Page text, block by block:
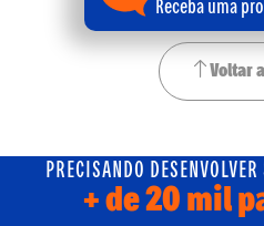
Voltar
PRECISANDO
+ de 20 mil